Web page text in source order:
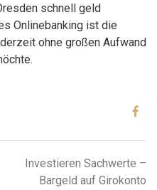
schnell geld
Onlinebanking ist die
ohne großen Aufwand
Investieren Sachwerte –
Bargeld auf Girokonto